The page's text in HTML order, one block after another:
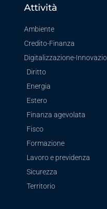
Attività
Ambiente
Credito-Finanza
Digitalizzazione-
Diritto
Energia
Estero
Finanza agevolata
Fisco
Formazione
Lavoro e previdenza
Sicurezza
Territorio